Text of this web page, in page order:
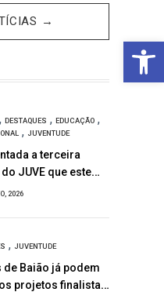
→
DESTAQUES , EDUCAÇÃO,
, JUVENTUDE
a terceira
JUVE que este
Joaquim
2026
, JUVENTUDE
de Baião já podem
projetos finalistas